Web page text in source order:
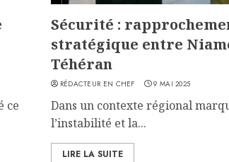
ce
Sécurité :
stratégique entre
Téhéran
RÉDACTEUR EN CHEF 9 MAI 2025
Dans un contexte régional
l’instabilité et la...
LIRE LA SUITE